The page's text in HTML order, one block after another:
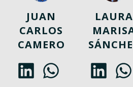
JUAN
CARLOS
CAMERO
LAURA